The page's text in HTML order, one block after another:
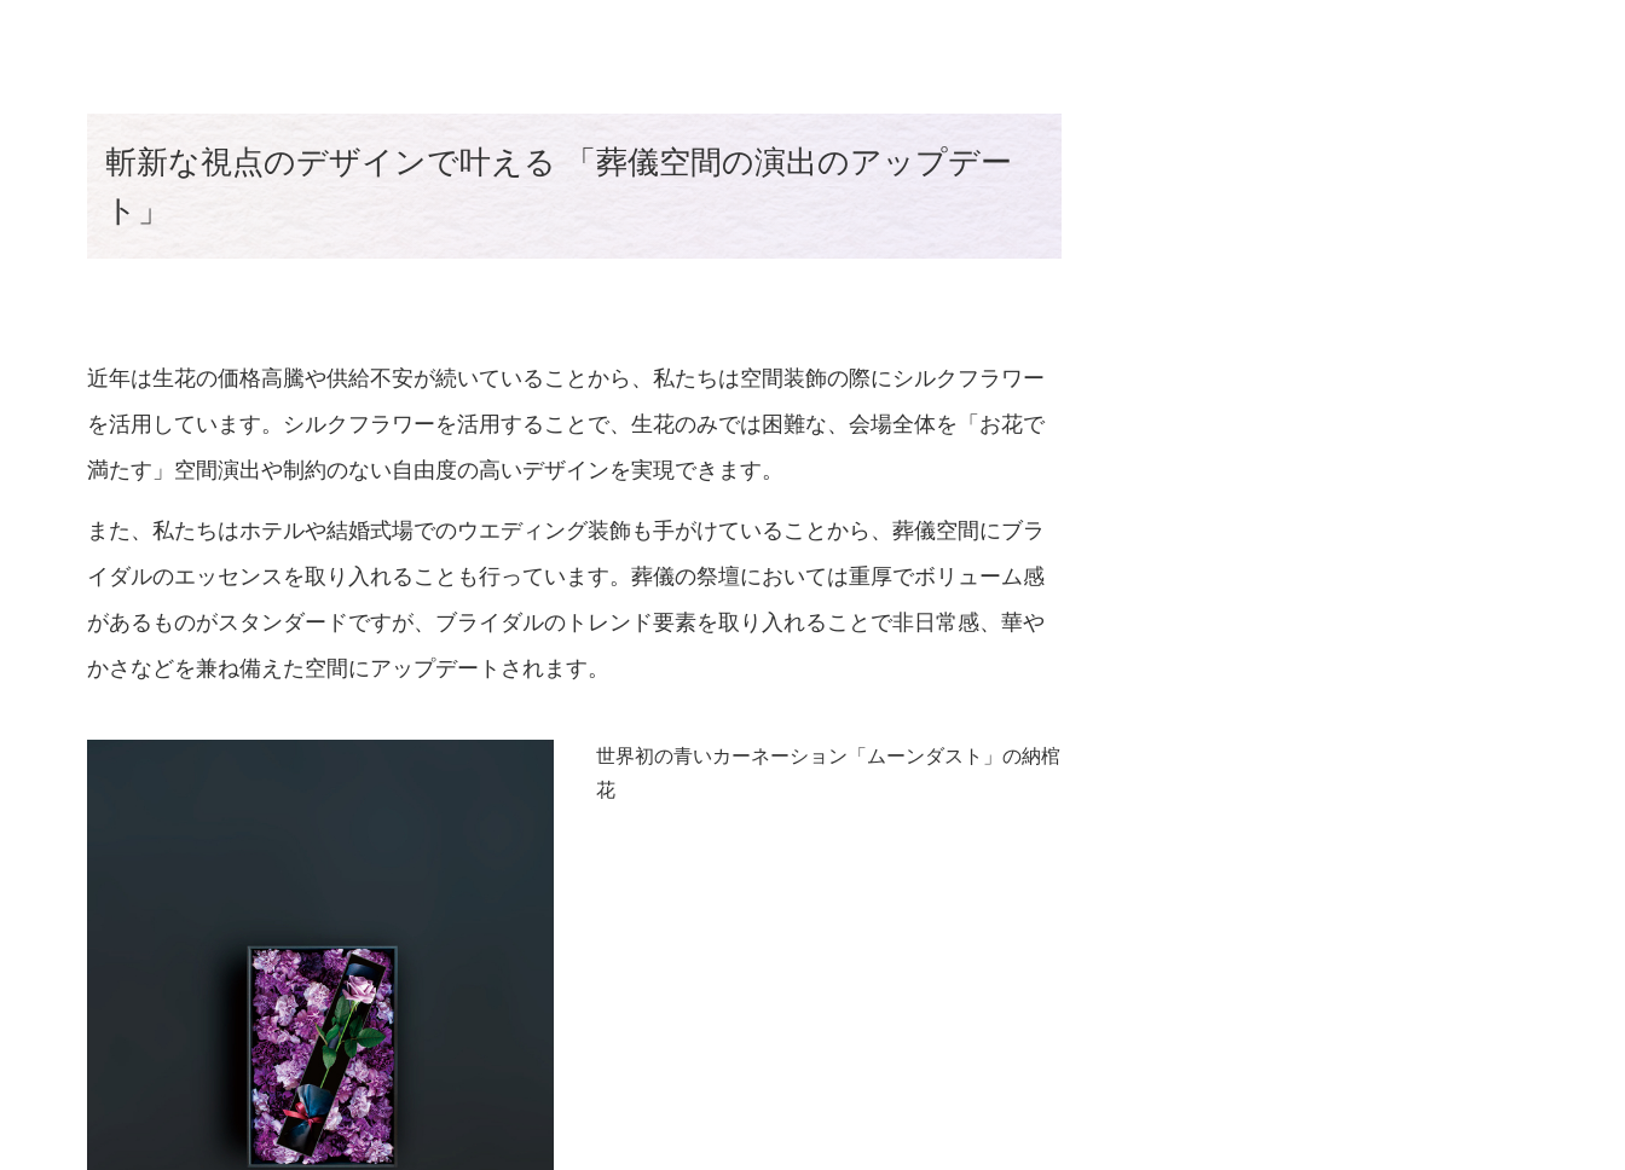
斬新な視点のデザインで叶える 「葬儀空間の演出のアップデー
ト」
近年は生花の価格高騰や供給不安が続いていることから、私たちは空間装飾の際にシルクフラワー
を活用しています。シルクフラワーを活用することで、生花のみでは困難な、会場全体を「お花で
満たす」空間演出や制約のない自由度の高いデザインを実現できます。
また、私たちはホテルや結婚式場でのウエディング装飾も手がけていることから、葬儀空間にブラ
イダルのエッセンスを取り入れることも行っています。葬儀の祭壇においては重厚でボリューム感
があるものがスタンダードですが、ブライダルのトレンド要素を取り入れることで非日常感、華や
かさなどを兼ね備えた空間にアップデートされます。
世界初の青いカーネーション「ムーンダスト」の納棺
花